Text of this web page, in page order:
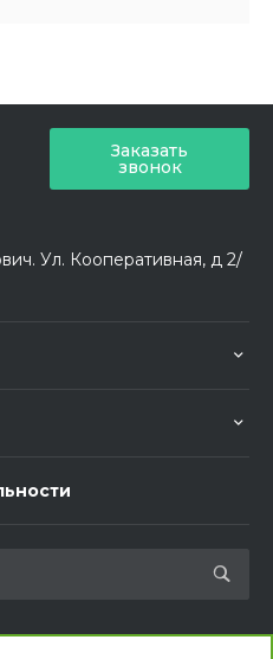
Заказать
звонок
Ул. Кооперативная, д 2/